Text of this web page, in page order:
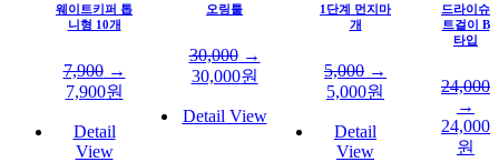
웨이트키퍼 톱
니형 10개
7,900→
7,900원
Detail
View
오링툴
30,000→
30,000원
Detail View
1단계 먼지마
개
5,000 →
5,000원
Detail
View
드라이슈
트걸이 B
타입
24,000
→
24,000
원